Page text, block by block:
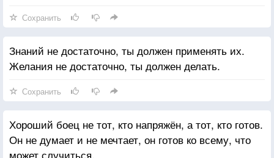
Сохранить
Знаний не достаточно, ты должен применять их.
Желания не достаточно, ты должен делать.
Сохранить
Хороший боец не тот, кто напряжён, а тот, кто готов.
Он не думает и не мечтает, он готов ко всему, что
может случиться.